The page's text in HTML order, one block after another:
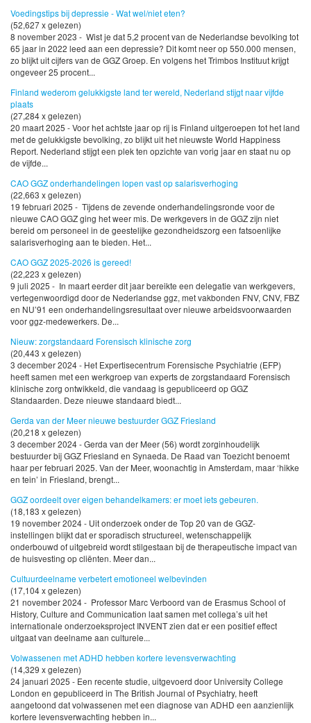
Voedingstips bij depressie - Wat wel/niet eten?
(52,627 x gelezen)
8 november 2023 - Wist je dat 5,2 procent van de Nederlandse bevolking tot
65 jaar in 2022 leed aan een depressie? Dit komt neer op 550.000 mensen,
zo blijkt uit cijfers van de GGZ Groep. En volgens het Trimbos Instituut krijgt
ongeveer 25 procent...
Finland wederom gelukkigste land ter wereld, Nederland stijgt naar vijfde
plaats
(27,284 x gelezen)
20 maart 2025 - Voor het achtste jaar op rij is Finland uitgeroepen tot het land
met de gelukkigste bevolking, zo blijkt uit het nieuwste World Happiness
Report. Nederland stijgt een plek ten opzichte van vorig jaar en staat nu op
de vijfde...
CAO GGZ onderhandelingen lopen vast op salarisverhoging
(22,663 x gelezen)
19 februari 2025 - Tijdens de zevende onderhandelingsronde voor de
nieuwe CAO GGZ ging het weer mis. De werkgevers in de GGZ zijn niet
bereid om personeel in de geestelijke gezondheidszorg een fatsoenlijke
salarisverhoging aan te bieden. Het...
CAO GGZ 2025-2026 is gereed!
(22,223 x gelezen)
9 juli 2025 - In maart eerder dit jaar bereikte een delegatie van werkgevers,
vertegenwoordigd door de Nederlandse ggz, met vakbonden FNV, CNV, FBZ
en NU’91 een onderhandelingsresultaat over nieuwe arbeidsvoorwaarden
voor ggz-medewerkers. De...
Nieuw: zorgstandaard Forensisch klinische zorg
(20,443 x gelezen)
3 december 2024 - Het Expertisecentrum Forensische Psychiatrie (EFP)
heeft samen met een werkgroep van experts de zorgstandaard Forensisch
klinische zorg ontwikkeld, die vandaag is gepubliceerd op GGZ
Standaarden. Deze nieuwe standaard biedt...
Gerda van der Meer nieuwe bestuurder GGZ Friesland
(20,218 x gelezen)
3 december 2024 - Gerda van der Meer (56) wordt zorginhoudelijk
bestuurder bij GGZ Friesland en Synaeda. De Raad van Toezicht benoemt
haar per februari 2025. Van der Meer, woonachtig in Amsterdam, maar ‘hikke
en tein’ in Friesland, brengt...
GGZ oordeelt over eigen behandelkamers: er moet iets gebeuren.
(18,183 x gelezen)
19 november 2024 - Uit onderzoek onder de Top 20 van de GGZ-
instellingen blijkt dat er sporadisch structureel, wetenschappelijk
onderbouwd of uitgebreid wordt stilgestaan bij de therapeutische impact van
de huisvesting op cliënten. Meer dan...
Cultuurdeelname verbetert emotioneel welbevinden
(17,104 x gelezen)
21 november 2024 - Professor Marc Verboord van de Erasmus School of
History, Culture and Communication laat samen met collega’s uit het
internationale onderzoeksproject INVENT zien dat er een positief effect
uitgaat van deelname aan culturele...
Volwassenen met ADHD hebben kortere levensverwachting
(14,329 x gelezen)
24 januari 2025 - Een recente studie, uitgevoerd door University College
London en gepubliceerd in The British Journal of Psychiatry, heeft
aangetoond dat volwassenen met een diagnose van ADHD een aanzienlijk
kortere levensverwachting hebben in...